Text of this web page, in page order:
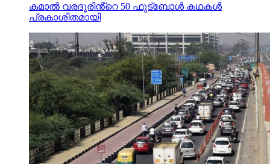
കമാൽ വരദൂരിൻ്റെ 50 ഫുട്ബോൾ കഥകൾ
പ്രകാശിതമായി